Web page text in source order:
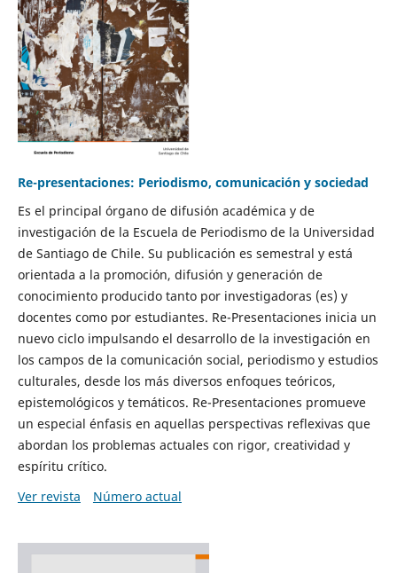
Re-presentaciones: Periodismo, comunicación y sociedad
Es el principal órgano de difusión académica y de
investigación de la Escuela de Periodismo de la Universidad
de Santiago de Chile. Su publicación es semestral y está
orientada a la promoción, difusión y generación de
conocimiento producido tanto por investigadoras (es) y
docentes como por estudiantes. Re-Presentaciones inicia un
nuevo ciclo impulsando el desarrollo de la investigación en
los campos de la comunicación social, periodismo y estudios
culturales, desde los más diversos enfoques teóricos,
epistemológicos y temáticos. Re-Presentaciones promueve
un especial énfasis en aquellas perspectivas reflexivas que
abordan los problemas actuales con rigor, creatividad y
espíritu crítico.
Ver revista
Número actual